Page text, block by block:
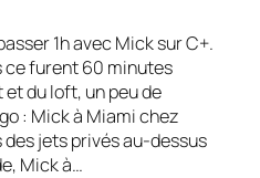
1h avec Mick sur C+.
ce furent 60 minutes
et du loft, un peu de
: Mick à Miami chez
jets privés au-dessus
Mick à…